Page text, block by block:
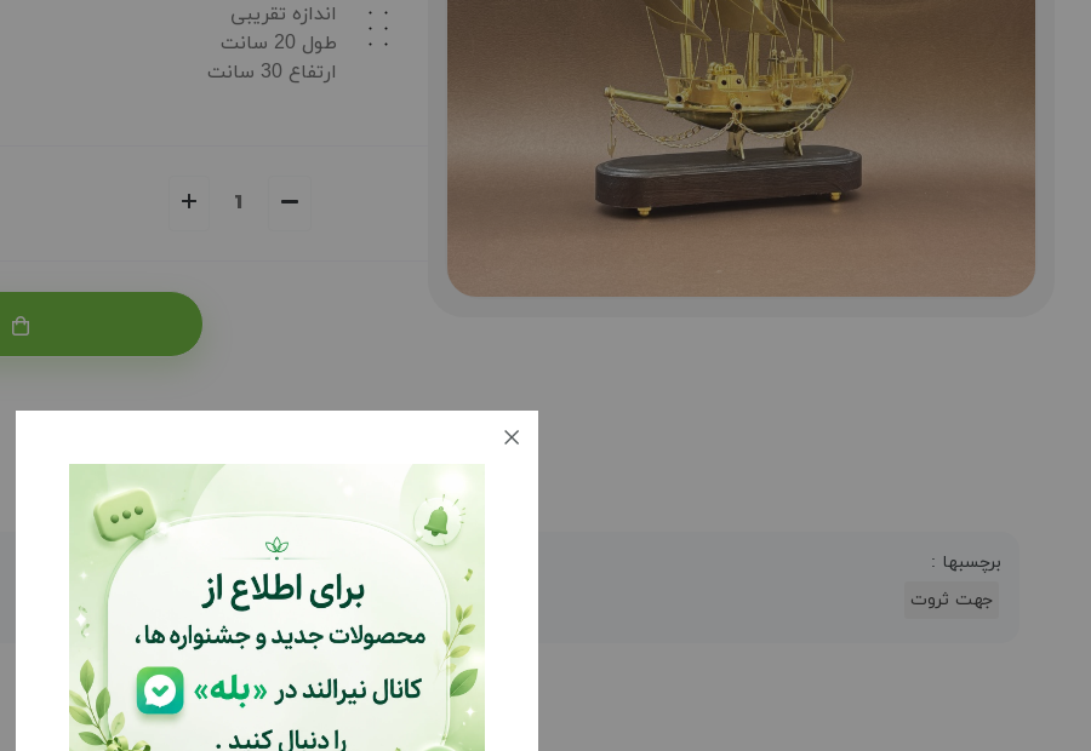
اندازه تقریبی
طول 20 سانت
ارتفاع 30 سانت
بازخوردها (0)
برچسبها :
جهت ثروت